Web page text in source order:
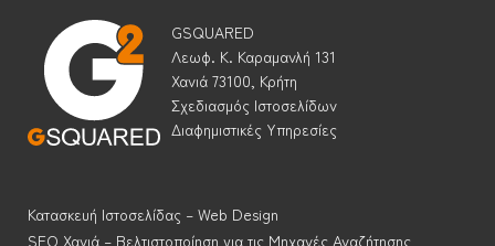
GSQUARED
Λεωφ. Κ. Καραμανλή 131
Χανιά 73100, Κρήτη
Σχεδιασμός Ιστοσελίδων
Διαφημιστικές Υπηρεσίες
Κατασκευή Ιστοσελίδας – Web Design
SEO Χανιά – Βελτιστοποίηση για τις Μηχανές Αναζήτησης